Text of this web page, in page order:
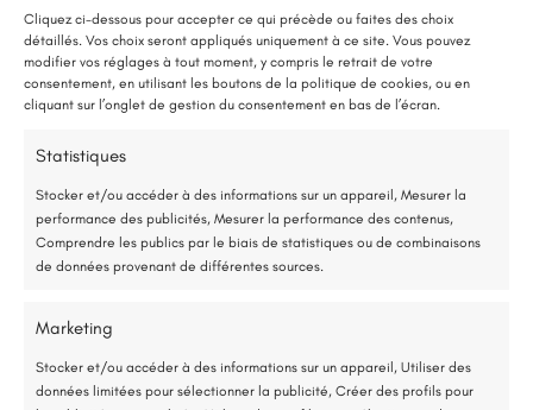
Cliquez ci-dessous pour accepter ce qui précède ou faites des choix
détaillés. Vos choix seront appliqués uniquement à ce site. Vous pouvez
modifier vos réglages à tout moment, y compris le retrait de votre
consentement, en utilisant les boutons de la politique de cookies, ou en
cliquant sur l’onglet de gestion du consentement en bas de l’écran.
Statistiques
Stocker et/ou accéder à des informations sur un appareil, Mesurer la
performance des publicités, Mesurer la performance des contenus,
Comprendre les publics par le biais de statistiques ou de combinaisons
de données provenant de différentes sources.
Marketing
Stocker et/ou accéder à des informations sur un appareil, Utiliser des
données limitées pour sélectionner la publicité, Créer des profils pour
Vous cherchez d'autres solutions
?
Aménagement des
Une pompe à chaleur (PAC) utilise très peu d’électricité : elle consomme
environ 1 kWh pour générer 4 kWh de chaleur.
Une solution performante et économique
75 % de l’énergie provient des calories naturellement présentes dans
Étude gratuite et sans engagement
*Aides de l’État disponibles selon votre revenu fiscal
Accompagnement administratif et financier complet